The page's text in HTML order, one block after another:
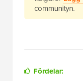
communityn.
Fördelar: